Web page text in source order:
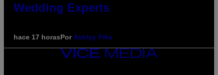
Wedding Experts
hace 17 horasPor Ashley Fike
VICE
MEDIA